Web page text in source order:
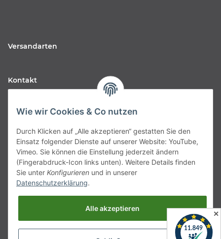
Versandarten
Kontakt
Langstr. 51-53
63450 Hanau
Deutschland
Telefon:06181257350
E-Mail: shop@fabfive24.com
Vertrag widerrufen
Wie wir Cookies & Co nutzen
Durch Klicken auf „Alle akzeptieren“ gestatten Sie den
Einsatz folgender Dienste auf unserer Website: YouTube,
Vimeo. Sie können die Einstellung jederzeit ändern
(Fingerabdruck-Icon links unten). Weitere Details finden
Sie unter Konfigurieren und in unserer
Datenschutzerklärung.
Alle akzeptieren
✕